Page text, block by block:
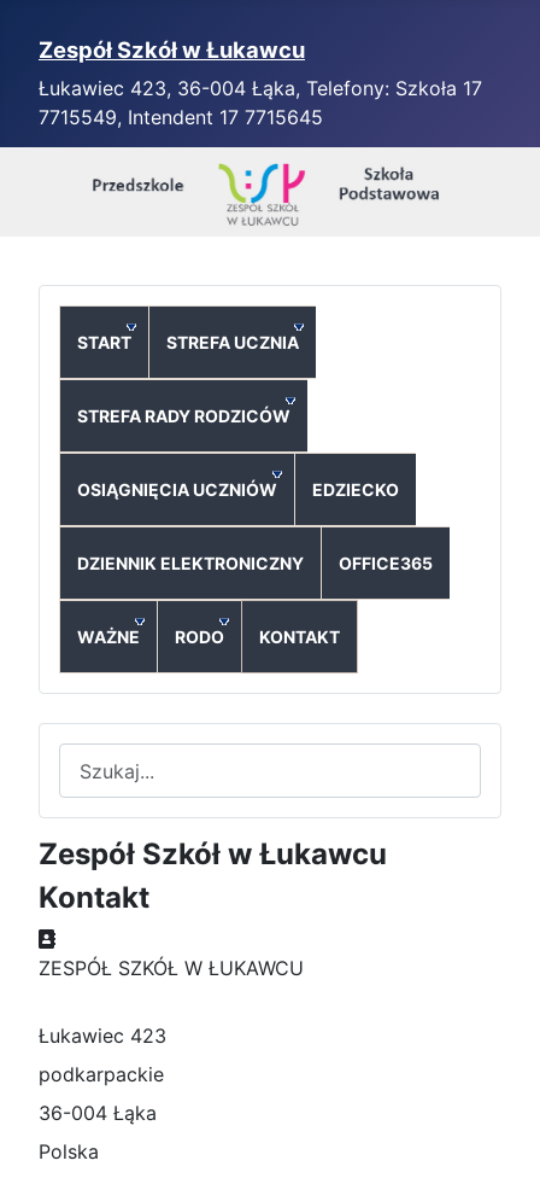
Zespół Szkół w Łukawcu
Łukawiec 423, 36-004 Łąka, Telefony: Szkoła 17
7715549, Intendent 17 7715645
START STREFA UCZNIA
STREFA RADY RODZICÓW
OSIĄGNIĘCIA UCZNIÓW EDZIECKO
DZIENNIK ELEKTRONICZNY OFFICE365
WAŻNE RODO KONTAKT
Zespół Szkół w Łukawcu
Kontakt
Adres
ZESPÓŁ SZKÓŁ W ŁUKAWCU
Łukawiec 423
podkarpackie
36-004 Łąka
Polska